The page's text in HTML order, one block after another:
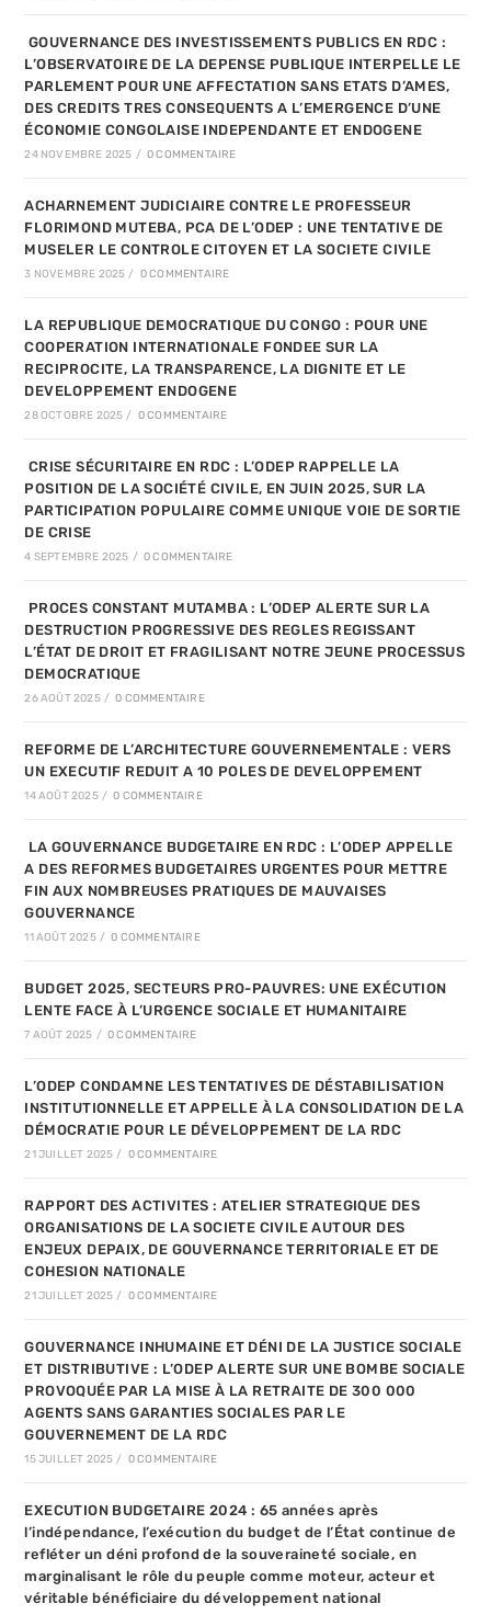
GOUVERNANCE DES INVESTISSEMENTS PUBLICS EN RDC :
L’OBSERVATOIRE DE LA DEPENSE PUBLIQUE INTERPELLE LE
PARLEMENT POUR UNE AFFECTATION SANS ETATS D’AMES,
DES CREDITS TRES CONSEQUENTS A L’EMERGENCE D’UNE
ÉCONOMIE CONGOLAISE INDEPENDANTE ET ENDOGENE
24 NOVEMBRE 2025 / 0 COMMENTAIRE
ACHARNEMENT JUDICIAIRE CONTRE LE PROFESSEUR
FLORIMOND MUTEBA, PCA DE L’ODEP : UNE TENTATIVE DE
MUSELER LE CONTROLE CITOYEN ET LA SOCIETE CIVILE
3 NOVEMBRE 2025 / 0 COMMENTAIRE
LA REPUBLIQUE DEMOCRATIQUE DU CONGO : POUR UNE
COOPERATION INTERNATIONALE FONDEE SUR LA
RECIPROCITE, LA TRANSPARENCE, LA DIGNITE ET LE
DEVELOPPEMENT ENDOGENE
28 OCTOBRE 2025 / 0 COMMENTAIRE
CRISE SÉCURITAIRE EN RDC : L’ODEP RAPPELLE LA
POSITION DE LA SOCIÉTÉ CIVILE, EN JUIN 2025, SUR LA
PARTICIPATION POPULAIRE COMME UNIQUE VOIE DE SORTIE
DE CRISE
4 SEPTEMBRE 2025 / 0 COMMENTAIRE
PROCES CONSTANT MUTAMBA : L’ODEP ALERTE SUR LA
DESTRUCTION PROGRESSIVE DES REGLES REGISSANT
L’ÉTAT DE DROIT ET FRAGILISANT NOTRE JEUNE PROCESSUS
DEMOCRATIQUE
26 AOÛT 2025 / 0 COMMENTAIRE
REFORME DE L’ARCHITECTURE GOUVERNEMENTALE : VERS
UN EXECUTIF REDUIT A 10 POLES DE DEVELOPPEMENT
14 AOÛT 2025 / 0 COMMENTAIRE
LA GOUVERNANCE BUDGETAIRE EN RDC : L’ODEP APPELLE
A DES REFORMES BUDGETAIRES URGENTES POUR METTRE
FIN AUX NOMBREUSES PRATIQUES DE MAUVAISES
GOUVERNANCE
11 AOÛT 2025 / 0 COMMENTAIRE
BUDGET 2025, SECTEURS PRO-PAUVRES: UNE EXÉCUTION
LENTE FACE À L’URGENCE SOCIALE ET HUMANITAIRE
7 AOÛT 2025 / 0 COMMENTAIRE
L’ODEP CONDAMNE LES TENTATIVES DE DÉSTABILISATION
INSTITUTIONNELLE ET APPELLE À LA CONSOLIDATION DE LA
DÉMOCRATIE POUR LE DÉVELOPPEMENT DE LA RDC
21 JUILLET 2025 / 0 COMMENTAIRE
RAPPORT DES ACTIVITES : ATELIER STRATEGIQUE DES
ORGANISATIONS DE LA SOCIETE CIVILE AUTOUR DES
ENJEUX DEPAIX, DE GOUVERNANCE TERRITORIALE ET DE
COHESION NATIONALE
21 JUILLET 2025 / 0 COMMENTAIRE
GOUVERNANCE INHUMAINE ET DÉNI DE LA JUSTICE SOCIALE
ET DISTRIBUTIVE : L’ODEP ALERTE SUR UNE BOMBE SOCIALE
PROVOQUÉE PAR LA MISE À LA RETRAITE DE 300 000
AGENTS SANS GARANTIES SOCIALES PAR LE
GOUVERNEMENT DE LA RDC
15 JUILLET 2025 / 0 COMMENTAIRE
EXECUTION BUDGETAIRE 2024 : 65 années après
l’indépendance, l’exécution du budget de l’État continue de
refléter un déni profond de la souveraineté sociale, en
marginalisant le rôle du peuple comme moteur, acteur et
véritable bénéficiaire du développement national